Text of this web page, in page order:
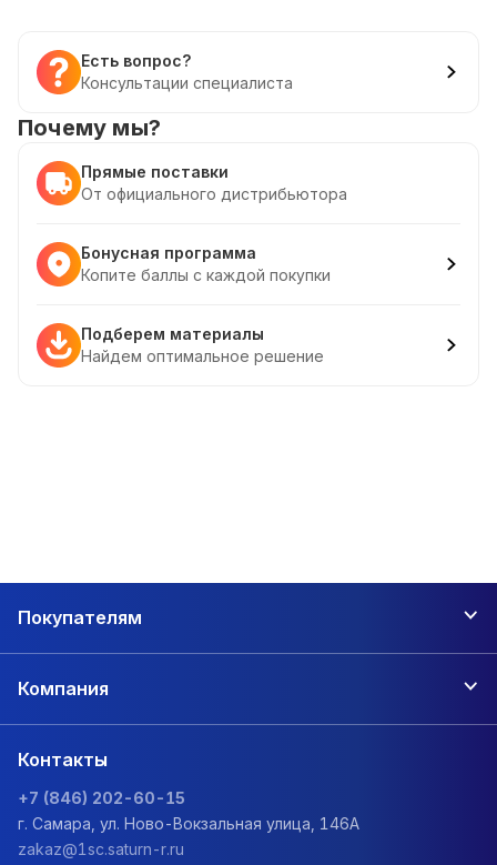
Есть вопрос?
Консультации специалиста
Почему мы?
Прямые поставки
От официального дистрибьютора
Бонусная программа
Копите баллы с каждой покупки
Подберем материалы
Найдем оптимальное решение
Покупателям
Компания
Контакты
+7 (846) 202-60-15
г. Самара, ул. Ново-Вокзальная улица, 146А
zakaz@1sc.saturn-r.ru